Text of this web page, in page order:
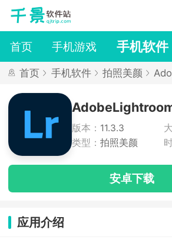
首页 手机游戏 手机软件
首页 手机软件 拍照美颜
版本： 11.3.3
类型： 拍照美颜
安卓下载
应用介绍